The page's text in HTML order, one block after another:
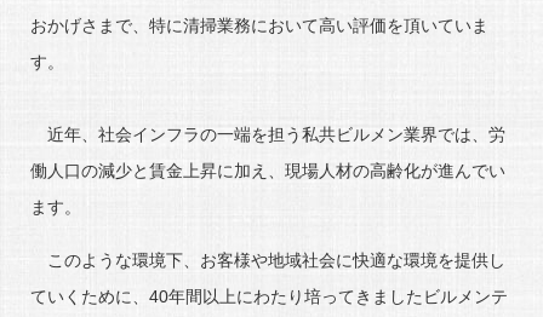
おかげさまで、特に清掃業務において高い評価を頂いていま
す。
近年、社会インフラの一端を担う私共ビルメン業界では、労
働人口の減少と賃金上昇に加え、現場人材の高齢化が進んでい
ます。
このような環境下、お客様や地域社会に快適な環境を提供し
ていくために、40年間以上にわたり培ってきましたビルメンテ